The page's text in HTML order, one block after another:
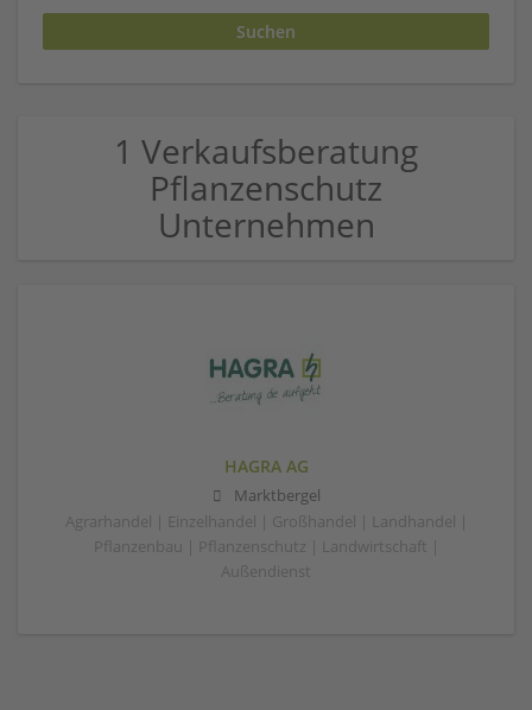
1 Verkaufsberatung
Pflanzenschutz
Unternehmen
HAGRA AG
Marktbergel
Agrarhandel | Einzelhandel | Großhandel | Landhandel |
Pflanzenbau | Pflanzenschutz | Landwirtschaft |
Außendienst